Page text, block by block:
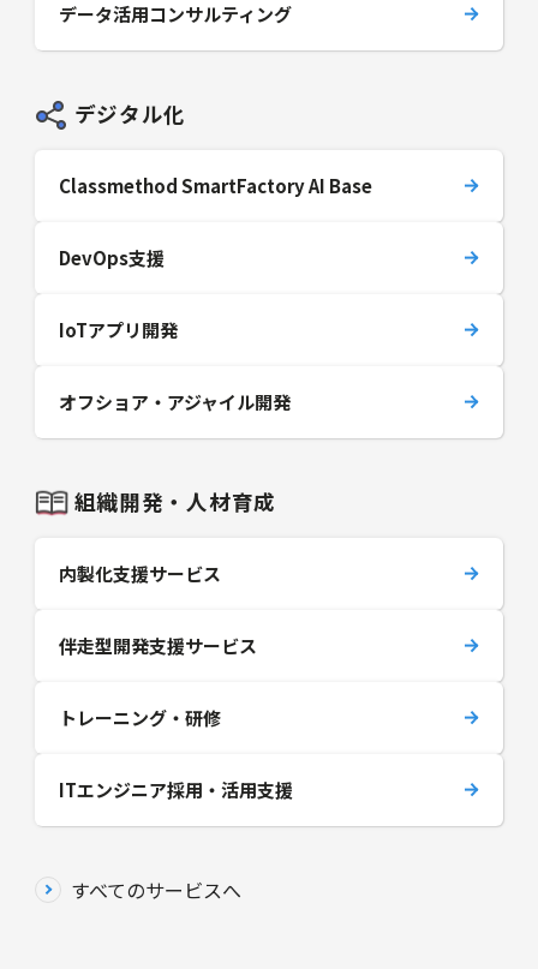
データ活用コンサルティング
デジタル化
Classmethod SmartFactory AI Base
DevOps支援
IoTアプリ開発
オフショア・アジャイル開発
組織開発・人材育成
内製化支援サービス
伴走型開発支援サービス
トレーニング・研修
ITエンジニア採用・活用支援
すべてのサービスへ